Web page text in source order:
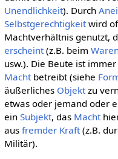
Unendlichkeit). Durch
Selbstgerechtigkeitwird
Machtverhältnis genutzt,
erscheint(z.B. beim
usw.). Die Beute ist
Machtbetreibt (siehe
äußerliches Objektzu
etwas oder jemand oder
ein Subjekt, das Macht
aus fremder Kraft(z.B.
Militär).